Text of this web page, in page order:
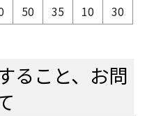
50
35
10
30
ること、お問